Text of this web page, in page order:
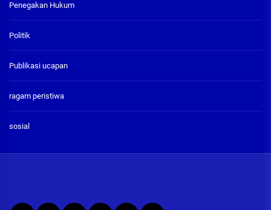
Penegakan Hukum
Politik
Publikasi ucapan
ragam peristiwa
sosial